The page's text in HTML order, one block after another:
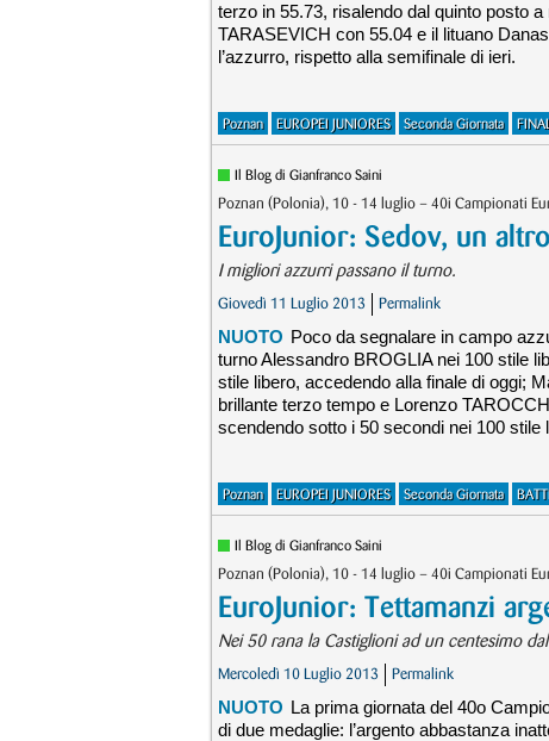
terzo in 55.73, risalendo dal quinto posto
TARASEVICH con 55.04 e il lituano
l’azzurro, rispetto alla semifinale di ieri.
Poznan EUROPEI JUNIORES Seconda Giornata
Il Blog di Gianfranco Saini
Poznan (Polonia), 10 - 14 luglio – 40i Campionati
EuroJunior: Sedov, un
I migliori azzurri passano il turno.
Giovedì 11 Luglio 2013 Permalink
NUOTO Poco da segnalare in campo
turno Alessandro BROGLIA nei 100 stile
stile libero, accedendo alla finale di oggi;
brillante terzo tempo e Lorenzo
scendendo sotto i 50 secondi nei 100
Poznan EUROPEI JUNIORES Seconda Giornata
Il Blog di Gianfranco Saini
Poznan (Polonia), 10 - 14 luglio – 40i Campionati
EuroJunior: Tettamanzi
Nei 50 rana la Castiglioni ad un centesimo
Mercoledì 10 Luglio 2013 Permalink
NUOTO La prima giornata del 40o
di due medaglie: l’argento abbastanza